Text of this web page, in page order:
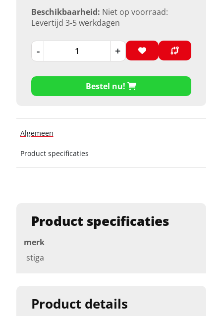
Product details
Product specificaties
merk
stiga
Beschikbaarheid: Niet op voorraad:
Levertijd 3-5 werkdagen
- +
Bestel nu!
Algemeen
Product specificaties